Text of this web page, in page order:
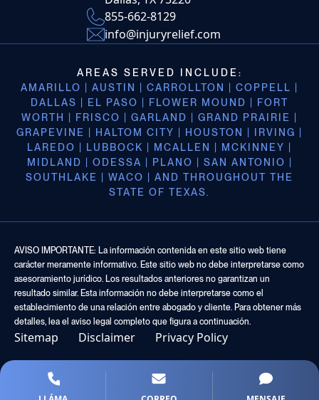
855-662-8129
info@injuryrelief.com
AREAS SERVED INCLUDE:
AMARILLO | AUSTIN | CARROLLTON | COPPELL |
DALLAS | EL PASO | FLOWER MOUND | FORT
WORTH | FRISCO | GARLAND | GRAND PRAIRIE |
GRAPEVINE | HALTOM CITY | HOUSTON | IRVING |
LAREDO | LUBBOCK | MCALLEN | MCKINNEY |
MIDLAND | ODESSA | PLANO | SAN ANTONIO |
SOUTHLAKE | WACO | AND THROUGHOUT THE
STATE OF TEXAS.
AVISO IMPORTANTE: La información contenida en este sitio web tiene
carácter meramente informativo. Este sitio web no debe interpretarse como
asesoramiento jurídico. Los resultados anteriores no garantizan un
resultado similar. Esta información no debe interpretarse como el
establecimiento de una relación entre abogado y cliente. Para obtener más
detalles, lea el aviso legal completo que figura a continuación.
Sitemap Disclaimer Privacy Policy